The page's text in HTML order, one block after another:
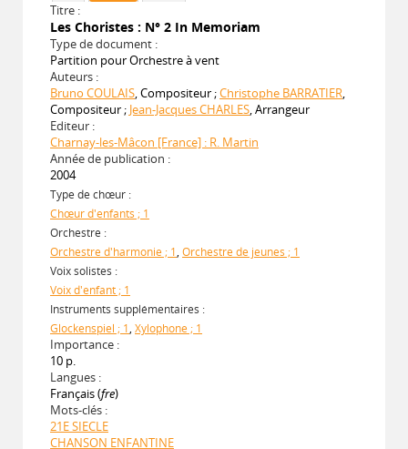
Titre :
Les Choristes : N° 2 In Memoriam
Type de document :
Partition pour Orchestre à vent
Auteurs :
Bruno COULAIS, Compositeur ;Christophe BARRATIER,
Compositeur ; Jean-Jacques CHARLES, Arrangeur
Editeur :
Charnay-les-Mâcon [France] : R. Martin
Année de publication :
2004
Type de chœur :
Chœur d'enfants ; 1
Orchestre :
Orchestre d'harmonie ; 1, Orchestre de jeunes ; 1
Voix solistes :
Voix d'enfant ; 1
Instruments supplémentaires :
Glockenspiel ; 1, Xylophone ; 1
Importance :
10 p.
Langues :
Français (fre)
Mots-clés :
21E SIECLE
CHANSON ENFANTINE